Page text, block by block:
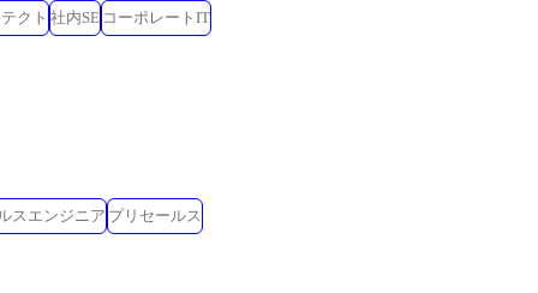
クト 社内SE コーポレートIT
スエンジニア プリセールス